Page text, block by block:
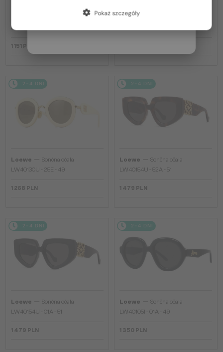
LW40036I - 53E - 50
1 151 PLN
Loewe
2-4 DNI
Loewe
Sončna očala
LW40130U - 25E - 49
1 268 PLN
2-4 DNI
Loewe
Sončna očala
LW40154U - 52A - 51
1 479 PLN
2-4 DNI
Loewe
Sončna očala
LW40154U - 01A - 51
1 479 PLN
2-4 DNI
Loewe
Sončna očala
LW40105I - 01A - 49
1 350 PLN
Pokaż szczegóły